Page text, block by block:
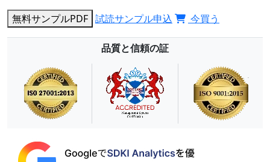
無料サンプルPDF 試読サンプル申込 今買う
品質と信頼の証